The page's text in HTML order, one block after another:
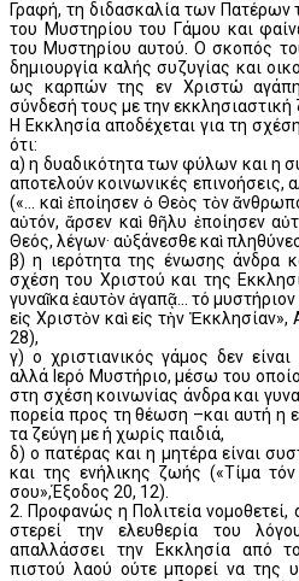
Γραφή, τη διδασκαλία των Πατέρων
του Μυστηρίου του Γάμου και
του Μυστηρίου αυτού. Ο σκοπός
δημιουργία καλής συζυγίας και
ως καρπών της εν Χριστώ
σύνδεσή τους με την εκκλησιαστική
Η Εκκλησία αποδέχεται για τη
ότι:
α) η δυαδικότητα των φύλων και η
αποτελούν κοινωνικές επινοήσεις,
(«... καὶ ἐποίησεν ὁ Θεὸς τὸν
αὐτόν, ἄρσεν καὶ θῆλυ ἐποίησεν
Θεός, λέγων· αὐξάνεσθε καὶ
β) η ιερότητα της ένωσης άνδρα
σχέση του Χριστού και της
γυναῖκα ἑαυτὸν ἀγαπᾷ... τό
εἰς Χριστὸν καὶ εἰς τὴν
28),
γ) ο χριστιανικός γάμος δεν
αλλά Ιερό Μυστήριο, μέσω του
στη σχέση κοινωνίας άνδρα και
πορεία προς τη θέωση –και αυτή η
τα ζεύγη με ή χωρίς παιδιά,
δ) ο πατέρας και η μητέρα είναι
και της ενήλικης ζωής («Τίμα
σου»,Έξοδος 20, 12).
2. Προφανώς η Πολιτεία
στερεί την ελευθερία του
απαλλάσσει την Εκκλησία από
πιστού λαού ούτε μπορεί να της